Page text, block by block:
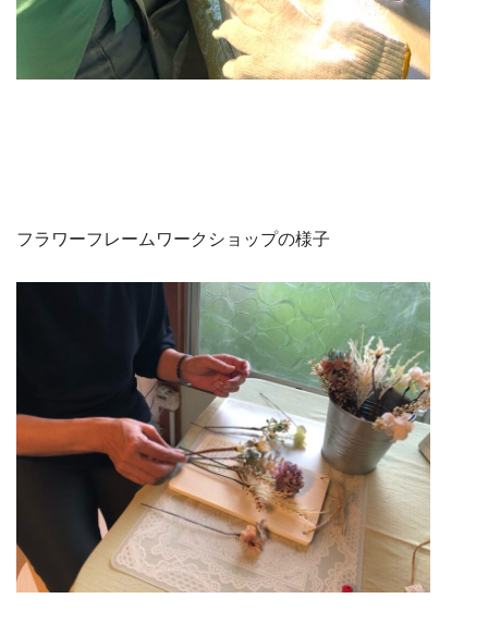
フラワーフレームワークショップの様子